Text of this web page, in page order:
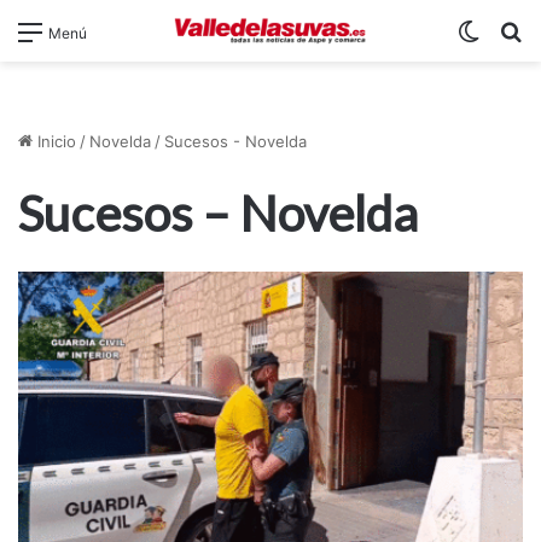
Menú
Inicio / Novelda / Sucesos - Novelda
Sucesos – Novelda